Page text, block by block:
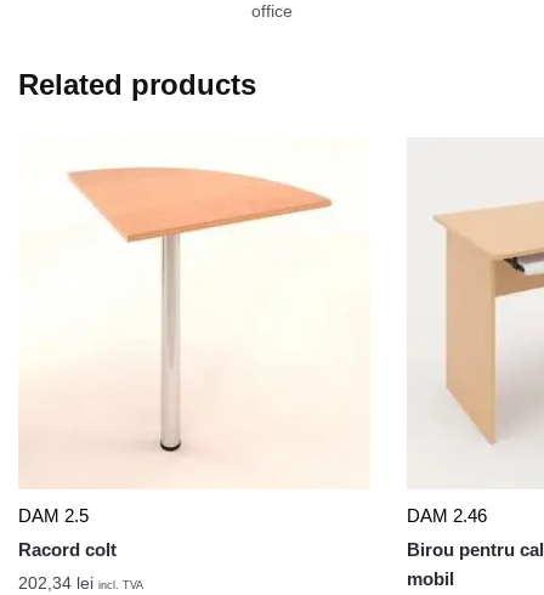
office
Related products
DAM 2.5
Racord colt
202,34 lei incl. TVA
DAM 2.46
Birou pentru
mobil